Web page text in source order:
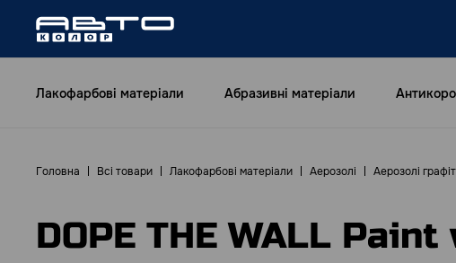
Лакофарбові матеріали Абразивні матеріали
Головна Всі товари Лакофарбові матеріали Аерозолі Аерозолі
DOPE THE WALL